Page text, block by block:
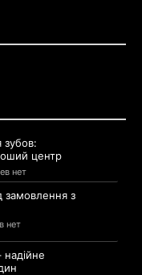
зубов:
центр
нет
замовлення з
нет
надійне